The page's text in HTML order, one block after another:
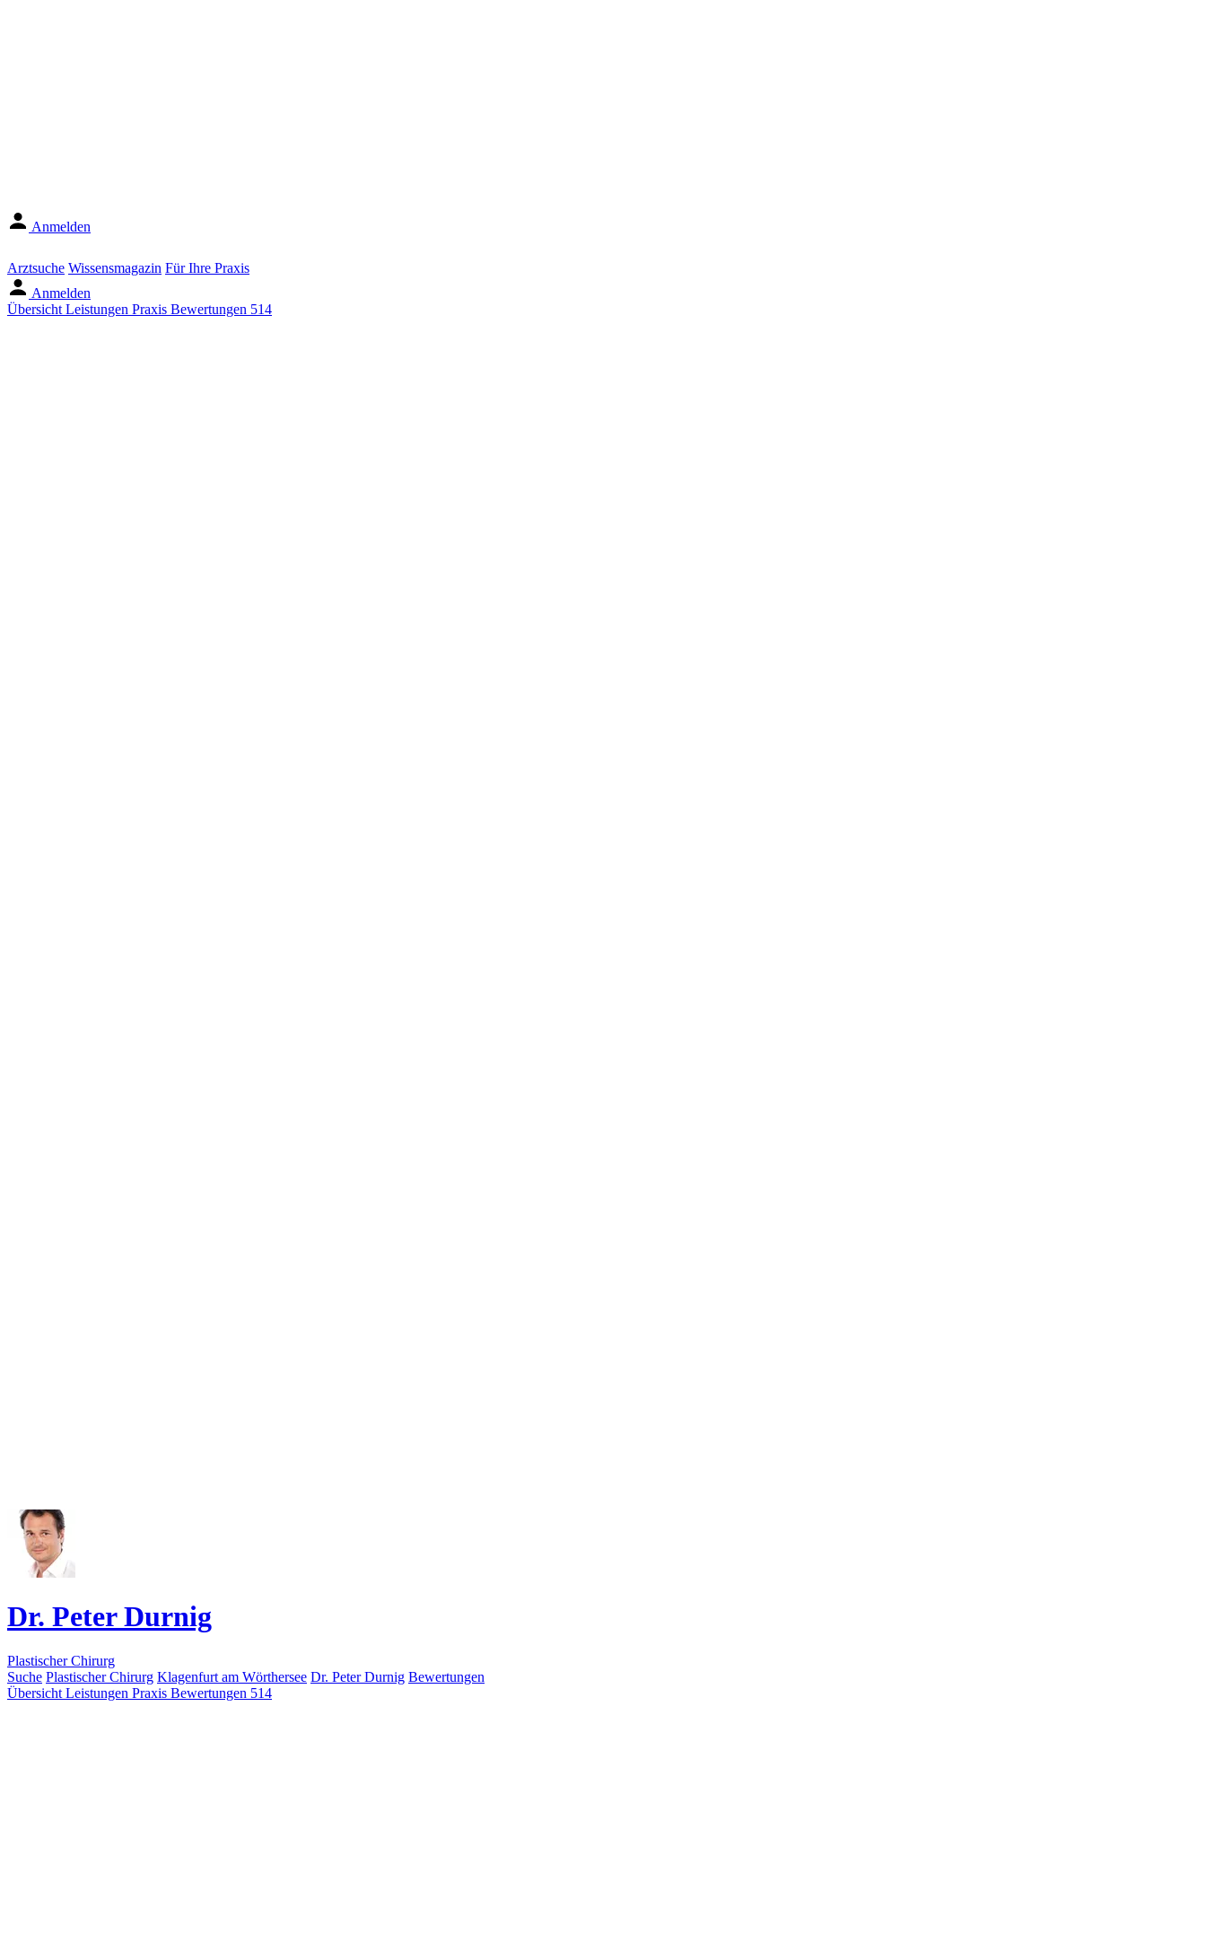
Anmelden
Arztsuche Wissensmagazin Für Ihre Praxis
Anmelden
Übersicht Leistungen Praxis Bewertungen 514
Dr. Peter Durnig
Plastischer Chirurg
Suche Plastischer Chirurg Klagenfurt am Wörthersee Dr. Peter Durnig Bewertungen
Übersicht Leistungen Praxis Bewertungen 514